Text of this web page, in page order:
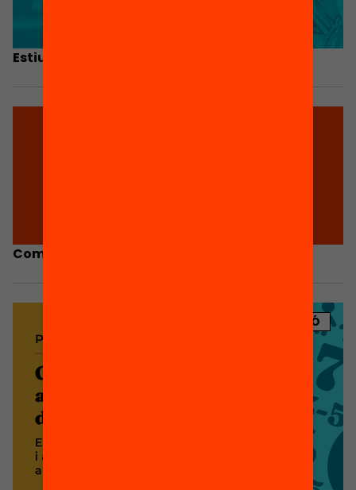
Estiu Enriquit – Aliança Educació 360
Comunitats que eduquen
PUBLICACIÓ